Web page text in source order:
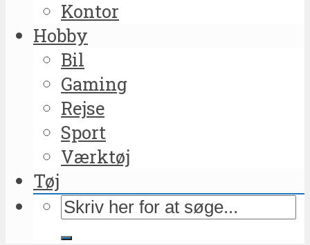
Kontor
Hobby
Bil
Gaming
Rejse
Sport
Værktøj
Tøj